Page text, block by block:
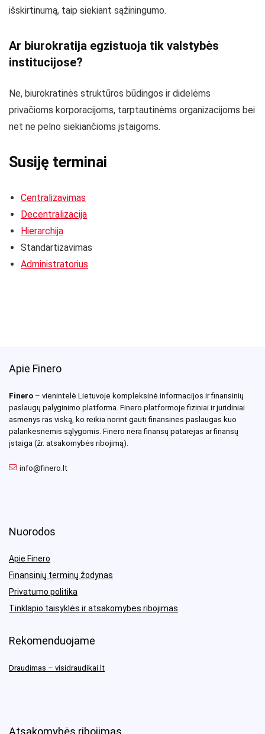
išskirtinumą, taip siekiant sąžiningumo.
Ar biurokratija egzistuoja tik valstybės
institucijose?
Ne, biurokratinės struktūros būdingos ir didelėms
privačioms korporacijoms, tarptautinėms organizacijoms bei
net ne pelno siekiančioms įstaigoms.
Susiję terminai
Centralizavimas
Decentralizacija
Hierarchija
Standartizavimas
Administratorius
Apie Finero
Finero – vienintelė Lietuvoje kompleksinė informacijos ir finansinių
paslaugų palyginimo platforma. Finero platformoje fiziniai ir juridiniai
asmenys ras viską, ko reikia norint gauti finansines paslaugas kuo
palankesnėmis sąlygomis. Finero nėra finansų patarėjas ar finansų
įstaiga (žr. atsakomybės ribojimą).
info@finero.lt
Nuorodos
Apie Finero
Finansinių terminų žodynas
Privatumo politika
Tinklapio taisyklės ir atsakomybės ribojimas
Rekomenduojame
Draudimas – visidraudikai.lt
Atsakomybės ribojimas